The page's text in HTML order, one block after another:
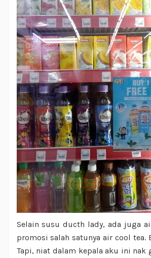
Selain susu ducth lady, ada juga
promosi salah satunya air cool tea.
Tapi, niat dalam kepala aku ini nak